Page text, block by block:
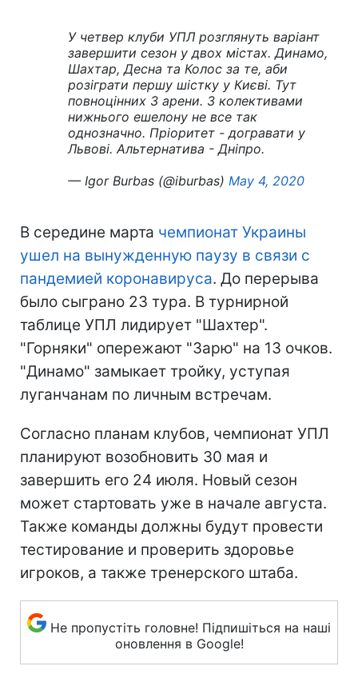
У четвер клуби УПЛ розглянуть варіант
завершити сезон у двох містах. Динамо,
Шахтар, Десна та Колос за те, аби
розіграти першу шістку у Києві. Тут
повноцінних 3 арени. З колективами
нижнього ешелону не все так
однозначно. Пріоритет - догравати у
Львові. Альтернатива - Дніпро.
— Igor Burbas (@iburbas) May 4, 2020
В середине марта чемпионат Украины
ушел на вынужденную паузу в связи с
пандемией коронавируса. До перерыва
было сыграно 23 тура. В турнирной
таблице УПЛ лидирует "Шахтер".
"Горняки" опережают "Зарю" на 13 очков.
"Динамо" замыкает тройку, уступая
луганчанам по личным встречам.
Согласно планам клубов, чемпионат УПЛ
планируют возобновить 30 мая и
завершить его 24 июля. Новый сезон
может стартовать уже в начале августа.
Также команды должны будут провести
тестирование и проверить здоровье
игроков, а также тренерского штаба.
Не пропустіть головне! Підпишіться на наші
оновлення в Google!